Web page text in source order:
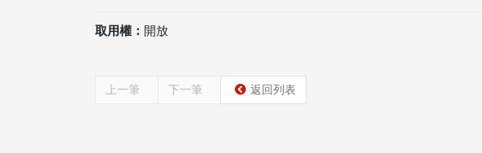
取用權： 開放
上一筆 下一筆 返回列表